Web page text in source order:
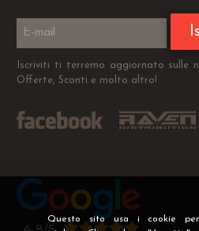
Questo sito usa i cookie per
Iscriviti ti terremo aggiornato sulle
Offerte, Sconti e molto altro!